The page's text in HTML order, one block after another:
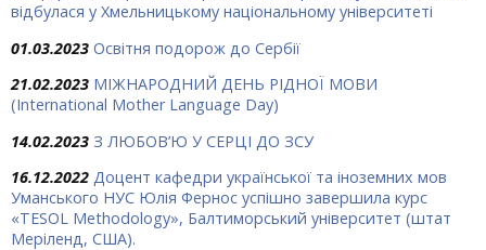
відбулася у Хмельницькому національному університеті
01.03.2023 Освітня подорож до Сербії
21.02.2023 МІЖНАРОДНИЙ ДЕНЬ РІДНОЇ МОВИ
(International Mother Language Day)
14.02.2023 З ЛЮБОВ’Ю У СЕРЦІ ДО ЗСУ
16.12.2022 Доцент кафедри української та іноземних мов
Уманського НУС Юлія Фернос успішно завершила курс
«TESOL Methodology», Балтиморський університет (штат
Меріленд, США).